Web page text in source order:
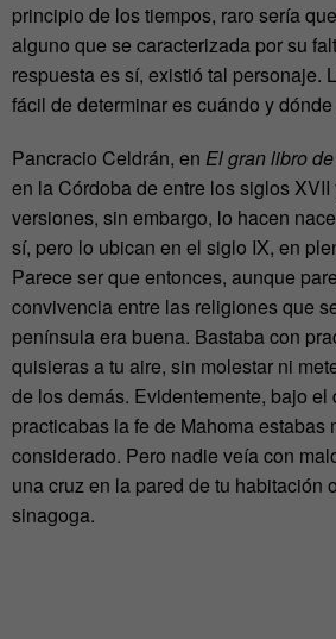
principio de los tiempos, raro sería
alguno que se caracterizada por su
respuesta es sí, existió tal personaje.
fácil de determinar es cuándo y
Pancracio Celdrán, en El gran libro
en la Córdoba de entre los siglos XVII
versiones, sin embargo, lo hacen
sí, pero lo ubican en el siglo IX, en
Parece ser que entonces, aunque
convivencia entre las religiones que
península era buena. Bastaba con
quisieras a tu aire, sin molestar ni
de los demás. Evidentemente, bajo
practicabas la fe de Mahoma estabas
considerado. Pero nadie veía con
una cruz en la pared de tu habitación
sinagoga.